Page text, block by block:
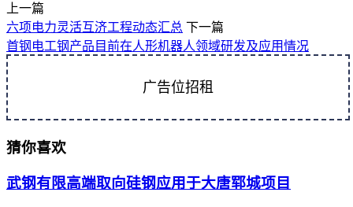
上一篇
六项电力灵活互济工程动态汇总 下一篇
首钢电工钢产品目前在人形机器人领域研发及应用情况
广告位招租
猜你喜欢
武钢有限高端取向硅钢应用于大唐郓城项目